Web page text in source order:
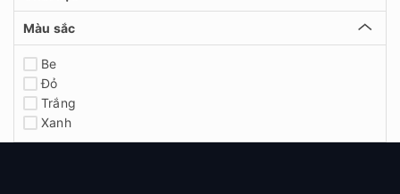
Màu sắc
Be
Đỏ
Trắng
Xanh